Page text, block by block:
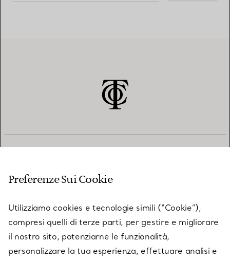
SU TIFFANY & CO.
Preferenze Sui Cookie
Utilizziamo cookies e tecnologie simili (“Cookie”),
compresi quelli di terze parti, per gestire e migliorare
il nostro sito, potenziarne le funzionalità,
personalizzare la tua esperienza, effettuare analisi e